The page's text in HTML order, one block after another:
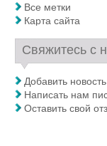
Все метки
Карта сайта
Свяжитесь с
Добавить новость
Написать нам
Оставить свой